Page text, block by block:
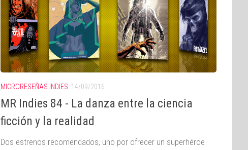
MICRORESEÑAS INDIES 14/09/2016
MR Indies 84 - La danza entre la ciencia
ficción y la realidad
Dos estrenos recomendados, uno por ofrecer un superhéroe